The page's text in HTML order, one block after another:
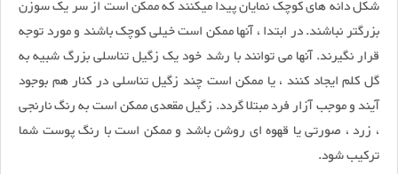
شکل دانه های کوچک نمایان پیدا میکنند که ممکن است از سر یک سوزن
بزرگتر نباشند. در ابتدا ، آنها ممکن است خیلی کوچک باشند و مورد توجه
قرار نگیرند. آنها می توانند با رشد خود یک زگیل تناسلی بزرگ شبیه به
گل کلم ایجاد کنند ، یا ممکن است چند زگیل تناسلی در کنار هم بوجود
آیند و موجب آزار فرد مبتلا گردد. زگیل مقعدی ممکن است به رنگ نارنجی
، زرد ، صورتی یا قهوه ای روشن باشد و ممکن است با رنگ پوست شما
ترکیب شود.